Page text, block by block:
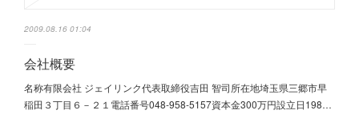
2009.08.16 01:04
会社概要
名称有限会社 ジェイリンク代表取締役吉田 智司所在地埼玉県三郷市早
稲田３丁目６－２１電話番号048-958-5157資本金300万円設立日198…